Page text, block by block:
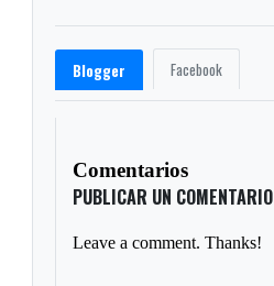
Blogger Facebook
Comentarios
PUBLICAR UN COMENTARIO
Leave a comment. Thanks!